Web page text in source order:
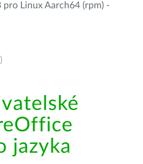
Linux Aarch64 (rpm) -
)
jazyka